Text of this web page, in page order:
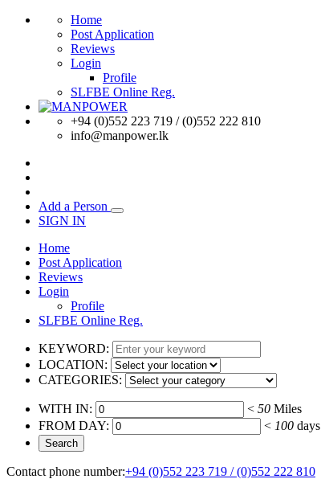
Home
Post Application
Reviews
Login
Profile
SLFBE Online Reg.
+94 (0)552 223 719 / (0)552 222 810
info@manpower.lk
Add a Person
SIGN IN
Home
Post Application
Reviews
Login
Profile
SLFBE Online Reg.
KEYWORD:
LOCATION:
CATEGORIES:
WITH IN: < 50 Miles
FROM DAY:
< 100 days
Contact phone number:+94 (0)552 223 719 / (0)552 222 810